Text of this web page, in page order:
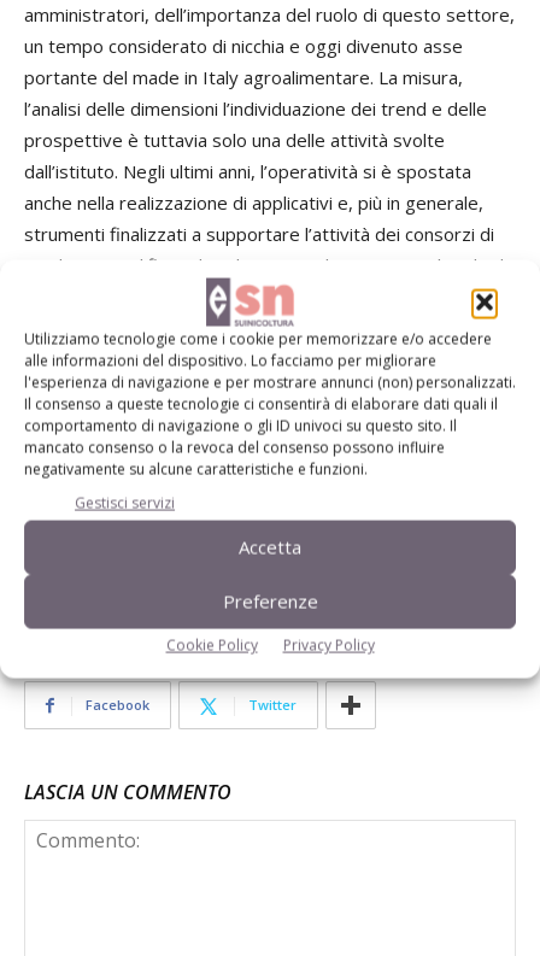
Utilizziamo tecnologie come i cookie per memorizzare e/o accedere
alle informazioni del dispositivo. Lo facciamo per migliorare
l'esperienza di navigazione e per mostrare annunci (non) personalizzati.
Il consenso a queste tecnologie ci consentirà di elaborare dati quali il
comportamento di navigazione o gli ID univoci su questo sito. Il
mancato consenso o la revoca del consenso possono influire
negativamente su alcune caratteristiche e funzioni.
Gestisci servizi
Accetta
Preferenze
Cookie Policy Privacy Policy
amministratori, dell’importanza del ruolo di questo settore,
un tempo considerato di nicchia e oggi divenuto asse
portante del made in Italy agroalimentare. La misura,
l’analisi delle dimensioni l’individuazione dei trend e delle
prospettive è tuttavia solo una delle attività svolte
dall’istituto. Negli ultimi anni, l’operatività si è spostata
anche nella realizzazione di applicativi e, più in generale,
strumenti finalizzati a supportare l’attività dei consorzi di
tutela e semplificare le relazioni con le istituzioni. Il ruolo di
Ismea potrà ulteriormente accrescersi nei prossimi anni
anche a seguito delle novità che si prospettano con la
futura Pac, la Politica Agricola Comune.
aumento di produttività
filiera integrata
Facebook Twitter
LASCIA UN COMMENTO